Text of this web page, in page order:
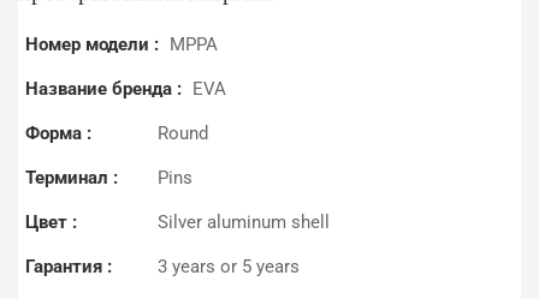
Номер модели : MPPA
Название бренда : EVA
Форма : Round
Терминал : Pins
Цвет : Silver aluminum shell
Гарантия : 3 years or 5 years